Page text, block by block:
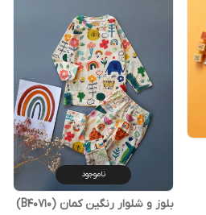
ناموجود
بلوز و شلوار رنگین کمان (B40710)